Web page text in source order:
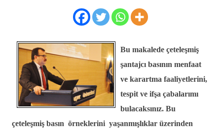
Bu makalede çeteleşmiş
şantajcı basının menfaat
ve karartma faaliyetlerini,
tespit ve ifşa çabalarımı
bulacaksınız. Bu
çeteleşmiş basın örneklerini yaşanmışlıklar üzerinden